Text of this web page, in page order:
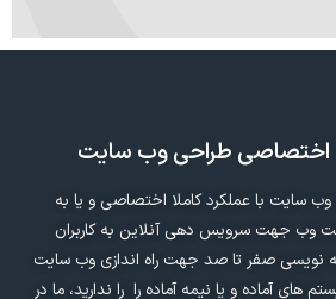
اختصاصی طراحی وب سایت
وب سایت با عملکرد کاملا اختصاصی و یا به
وب جهت سرویس دهی آنلاین به کاربران
نویسی صفر تا صد جهت راه اندازی وب سایت
های آماده و یا نیمه آماده را را ندارید، ما در